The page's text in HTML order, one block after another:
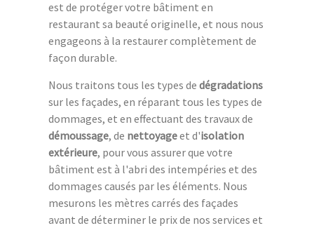
est de protéger votre bâtiment en
restaurant sa beauté originelle, et nous nous
engageons à la restaurer complètement de
façon durable.
Nous traitons tous les types de dégradations
sur les façades, en réparant tous les types de
dommages, et en effectuant des travaux de
démoussage, de nettoyageet d'isolation
extérieure, pour vous assurer que votre
bâtiment est à l'abri des intempéries et des
dommages causés par les éléments. Nous
mesurons les mètres carrés des façades
avant de déterminer le prix de nos services et